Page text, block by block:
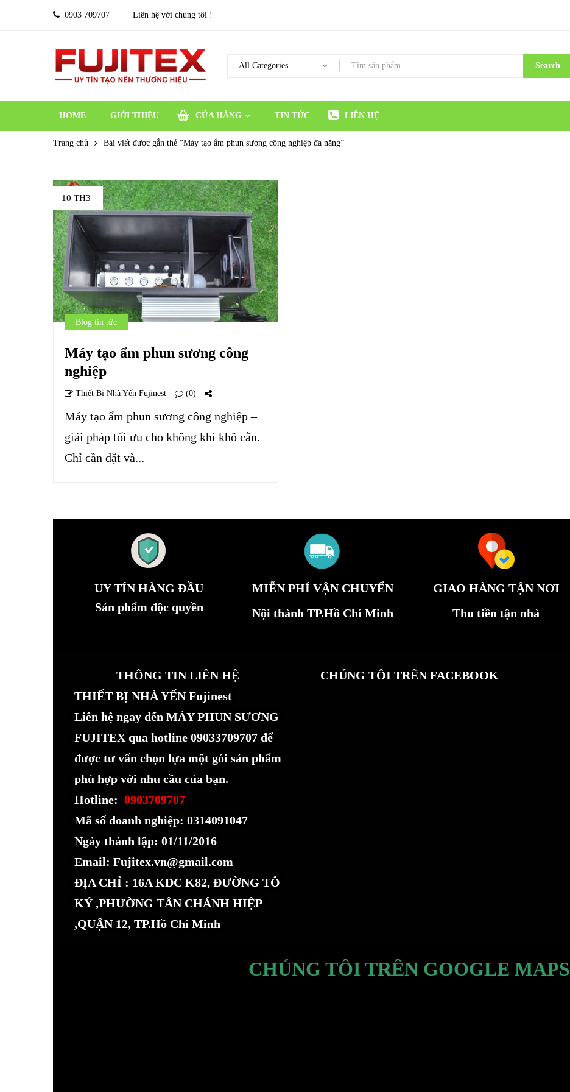
0903 709707 Liên hệ với chúng tôi !
Search
HOME GIỚI THIỆU CỬA HÀNG TIN TỨC LIÊN HỆ
Trang chủ Bài viết được gắn thẻ “Máy tạo ẩm phun sương công nghiệp đa năng”
10 TH3
Blog tin tức
Máy tạo ẩm phun sương công
nghiệp
Thiết Bị Nhà Yến Fujinest (0)
Máy tạo ẩm phun sương công nghiệp –
giải pháp tối ưu cho không khí khô cằn.
Chỉ cần đặt và...
UY TÍN HÀNG ĐẦU
Sản phẩm độc quyền
MIỄN PHÍ VẬN CHUYỂN
Nội thành TP.Hồ Chí Minh
GIAO HÀNG TẬN NƠI
Thu tiền tận nhà
THÔNG TIN LIÊN HỆ
THIẾT BỊ NHÀ YẾN Fujinest
Liên hệ ngay đến MÁY PHUN SƯƠNG
FUJITEX qua hotline 09033709707 để
được tư vấn chọn lựa một gói sản phẩm
phù hợp với nhu cầu của bạn.
Hotline: 0903709707
Mã số doanh nghiệp: 0314091047
Ngày thành lập: 01/11/2016
Email: Fujitex.vn@gmail.com
ĐỊA CHỈ : 16A KDC K82, ĐƯỜNG TÔ
KÝ ,PHƯỜNG TÂN CHÁNH HIỆP
,QUẬN 12, TP.Hồ Chí Minh
CHÚNG TÔI TRÊN FACEBOOK
CHÚNG TÔI TRÊN GOOGLE MAPS